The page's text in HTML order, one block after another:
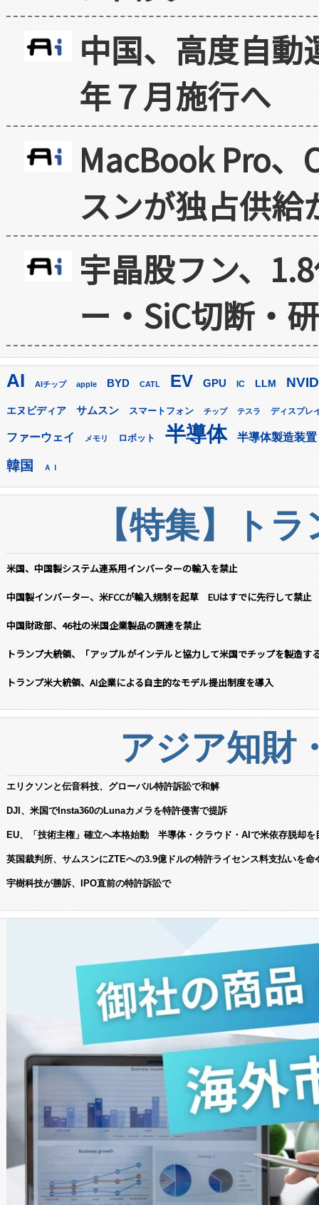
中国、高度自
年７月施行へ
MacBook Pro
スンが独占供給
宇晶股フン、
ー・SiC切断・
AI AIチップ apple BYD CATL EV GPU IC LLM
エヌビディア サムスン スマートフォン チップ テスラ ディスプレ
ファーウェイ メモリ ロボット 半導体 半導体製造装置
韓国 ＡＩ
【特集】ト
米国、中国製システム連系用インバーターの輸入を禁止
中国製インバーター、米FCCが輸入規制を起草 EUはすでに先行して禁止
中国財政部、46社の米国企業製品の調達を禁止
トランプ大統領、「アップルがインテルと協力して米国でチップを製造す
トランプ米大統領、AI企業による自主的なモデル提出制度を導入
アジア知財
エリクソンと伝音科技、グローバル特許訴訟で和解
DJI、米国でInsta360のLunaカメラを特許侵害で提訴
EU、「技術主権」確立へ本格始動 半導体・クラウド・AIで米依存脱却を
英国裁判所、サムスンにZTEへの3.9億ドルの特許ライセンス料支払いを命
宇樹科技が勝訴、IPO直前の特許訴訟で